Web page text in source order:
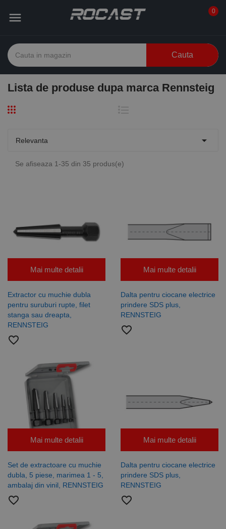
 0
Cauta
Lista de produse dupa marca Rennsteig
Relevanta 
Se afiseaza 1-35 din 35 produs(e)
Mai multe detalii
Extractor cu muchie dubla
pentru suruburi rupte, filet
stanga sau dreapta,
RENNSTEIG
favorite_border
Mai multe detalii
Dalta pentru ciocane electrice
prindere SDS plus,
RENNSTEIG
favorite_border
Mai multe detalii
Set de extractoare cu muchie
dubla, 5 piese, marimea 1 - 5,
ambalaj din vinil, RENNSTEIG
favorite_border
Mai multe detalii
Dalta pentru ciocane electrice
prindere SDS plus,
RENNSTEIG
favorite_border